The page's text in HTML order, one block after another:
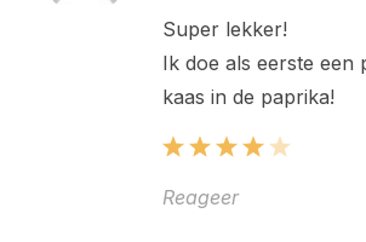
Super lekker!
Ik doe als eerste een
kaas in de paprika!
Reageer